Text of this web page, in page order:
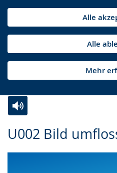
Alle
Alle
Mehr
U002 Bild
Leichten
Sprache
Audio-
Unterstützung.
Video
in